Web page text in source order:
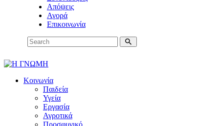
Απόψεις
Αγορά
Επικοινωνία
Κοινωνία
Παιδεία
Υγεία
Εργασία
Αγροτικά
Προσφυγικό